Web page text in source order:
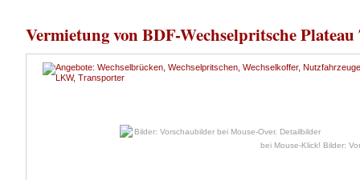
Vermietung von BDF-Wechselpritsche Plateau
Bilder: